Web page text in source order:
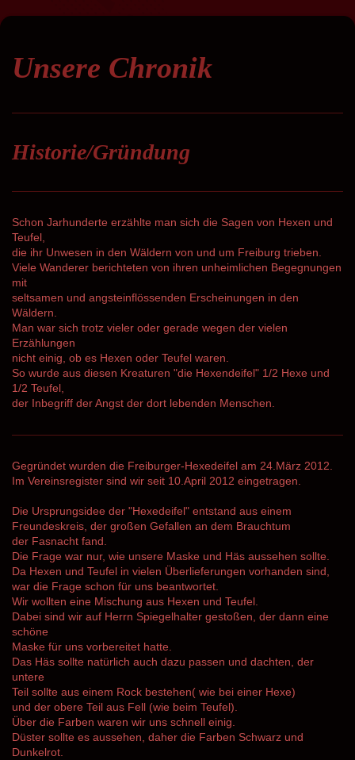
Unsere Chronik
Historie/Gründung
Schon Jarhunderte erzählte man sich die Sagen von Hexen und
Teufel,
die ihr Unwesen in den Wäldern von und um Freiburg trieben.
Viele Wanderer berichteten von ihren unheimlichen Begegnungen
mit
seltsamen und angsteinflössenden Erscheinungen in den
Wäldern.
Man war sich trotz vieler oder gerade wegen der vielen
Erzählungen
nicht einig, ob es Hexen oder Teufel waren.
So wurde aus diesen Kreaturen "die Hexendeifel" 1/2 Hexe und
1/2 Teufel,
der Inbegriff der Angst der dort lebenden Menschen.
Gegründet wurden die Freiburger-Hexedeifel am 24.März 2012.
Im Vereinsregister sind wir seit 10.April 2012 eingetragen.
Die Ursprungsidee der "Hexedeifel" entstand aus einem
Freundeskreis, der großen Gefallen an dem Brauchtum
der Fasnacht fand.
Die Frage war nur, wie unsere Maske und Häs aussehen sollte.
Da Hexen und Teufel in vielen Überlieferungen vorhanden sind,
war die Frage schon für uns beantwortet.
Wir wollten eine Mischung aus Hexen und Teufel.
Dabei sind wir auf Herrn Spiegelhalter gestoßen, der dann eine
schöne
Maske für uns vorbereitet hatte.
Das Häs sollte natürlich auch dazu passen und dachten, der
untere
Teil sollte aus einem Rock bestehen( wie bei einer Hexe)
und der obere Teil aus Fell (wie beim Teufel).
Über die Farben waren wir uns schnell einig.
Düster sollte es aussehen, daher die Farben Schwarz und
Dunkelrot.